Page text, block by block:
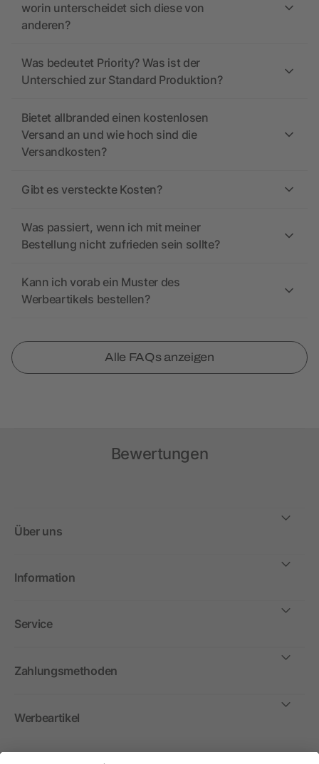
worin unterscheidet sich diese von
anderen?
Was bedeutet Priority? Was ist der
Unterschied zur Standard Produktion?
Bietet allbranded einen kostenlosen
Versand an und wie hoch sind die
Versandkosten?
Gibt es versteckte Kosten?
Was passiert, wenn ich mit meiner
Bestellung nicht zufrieden sein sollte?
Kann ich vorab ein Muster des
Werbeartikels bestellen?
Alle FAQs anzeigen
Bewertungen
Über uns
Information
Service
Zahlungsmethoden
Werbeartikel